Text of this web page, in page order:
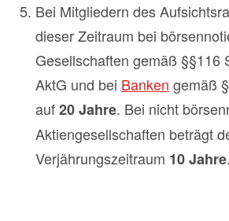
Bei Mitgliedern des
dieser Zeitraum bei
Gesellschaften gemäß §§116
AktG und bei Banken gemäß
auf20 Jahre. Bei nicht
Aktiengesellschaften beträgt
Verjährungszeitraum 10 Jahre.